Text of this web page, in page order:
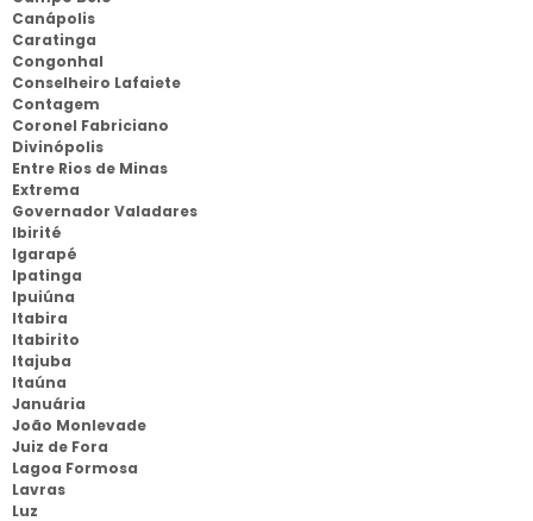
Canápolis
Caratinga
Congonhal
Conselheiro Lafaiete
Contagem
Coronel Fabriciano
Divinópolis
Entre Rios de Minas
Extrema
Governador Valadares
Ibirité
Igarapé
Ipatinga
Ipuiúna
Itabira
Itabirito
Itajuba
Itaúna
Januária
João Monlevade
Juiz de Fora
Lagoa Formosa
Lavras
Luz